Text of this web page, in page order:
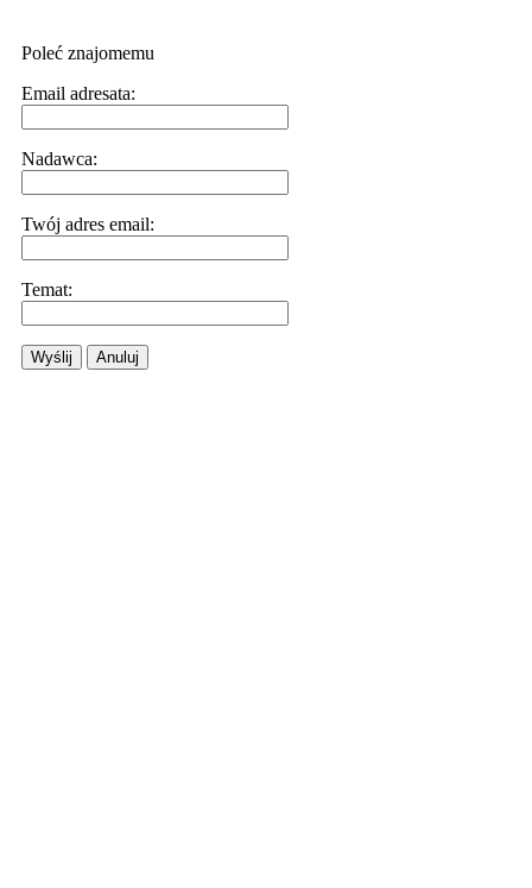
Poleć znajomemu
Email adresata:
Nadawca:
Twój adres email:
Temat:
Wyślij Anuluj